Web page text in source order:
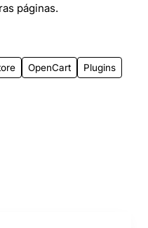
páginas.
OpenCart
Plugins